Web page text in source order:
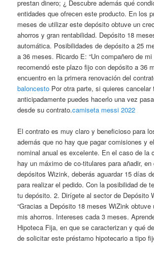
prestan dinero; ¿ Descubre además qué
entidades que ofrecen este producto. En los
meses de utilizar este depósito obtuve un
ahorros y gran rentabilidad. Depósito 18
automática. Posibilidades de depósito a 25
a 36 meses. Ricardo E: “Un compañero de
recomendó este plazo fijo con depósito a 36
encuentro en la primera renovación del
baloncesto Por otra parte, si quieres cancelar
anticipadamente puedes hacerlo una vez
desde su contrato.camiseta messi 2022
El contrato es muy claro y beneficioso para
además que no hay que pagar comisiones y
nominal anual es excelente. En el caso de la
hay un máximo de co-titulares para añadir,
depósitos Wizink, deberás aguardar 15 días
para realizar el pedido. Con la posibilidad de
tu depósito. 2. Dirígete al sector de Depósito
“Gracias a Depósito 18 meses WiZink obtuve
mis ahorros. Intereses cada 3 meses.
Hipoteca Fija, en que se caracterizan y qué
de solicitar este préstamo hipotecario a tipo